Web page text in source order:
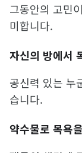
그동안의 고민
미합니다.
자신의 방에서
공신력 있는 누
습니다.
약수물로 목욕